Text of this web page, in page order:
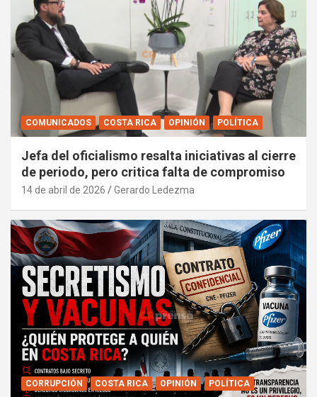
COMUNICADOS COSTA RICA OPINIÓN POLÍTICA
Jefa del oficialismo resalta iniciativas al cierre
de periodo, pero critica falta de compromiso
14 de abril de 2026 Gerardo Ledezma
CORRUPCIÓN COSTA RICA OPINIÓN POLÍTICA